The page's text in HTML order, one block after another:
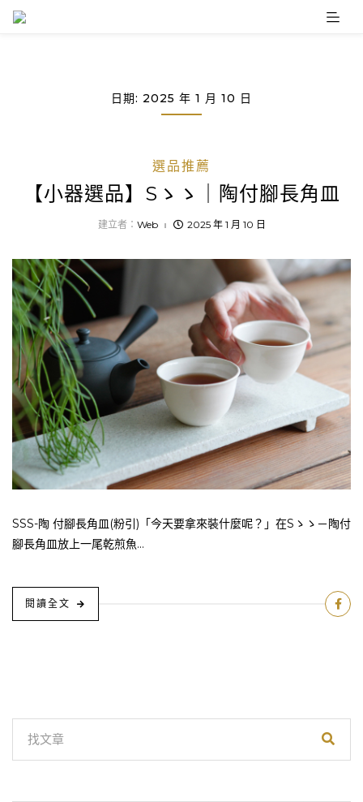
Skip
日期: 2025 年 1 月 10 日
選品推薦
【小器選品】Sゝゝ｜陶付腳長角皿
建立者： Web 2025 年 1 月 10 日
SSS-陶 付腳長角皿(粉引)「今天要拿來裝什麼呢？」在Sゝゝ－陶付
腳長角皿放上一尾乾煎魚...
閱讀全文